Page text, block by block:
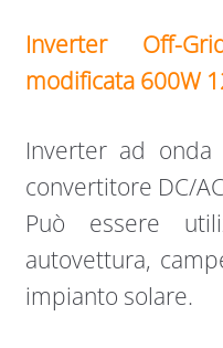
Inverter Off-
modificata 600W
Inverter ad onda
convertitore DC/
Può essere
autovettura,
impianto solare.